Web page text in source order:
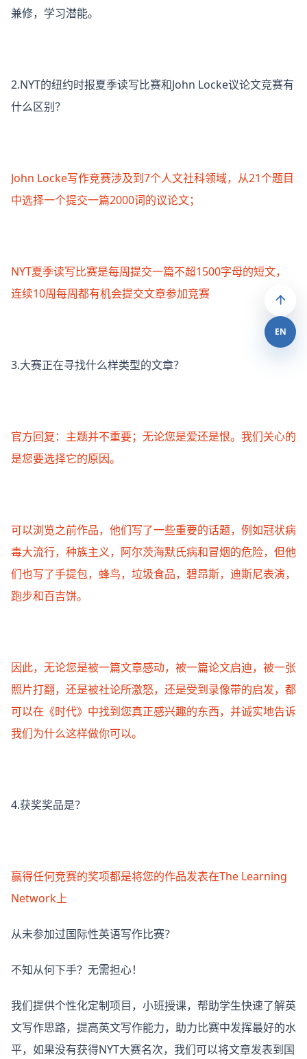
兼修，学习潜能。
2.NYT的纽约时报夏季读写比赛和John Locke议论文竞赛有
什么区别？
John Locke写作竞赛涉及到7个人文社科领域，从21个题目
中选择一个提交一篇2000词的议论文；
NYT夏季读写比赛是每周提交一篇不超1500字母的短文，
连续10周每周都有机会提交文章参加竞赛
3.大赛正在寻找什么样类型的文章？
官方回复：主题并不重要；无论您是爱还是恨。我们关心的
是您要选择它的原因。
可以浏览之前作品，他们写了一些重要的话题，例如冠状病
毒大流行，种族主义，阿尔茨海默氏病和冒烟的危险，但他
们也写了手提包，蜂鸟，垃圾食品，碧昂斯，迪斯尼表演，
跑步和百吉饼。
因此，无论您是被一篇文章感动，被一篇论文启迪，被一张
照片打翻，还是被社论所激怒，还是受到录像带的启发，都
可以在《时代》中找到您真正感兴趣的东西，并诚实地告诉
我们为什么这样做你可以。
4.获奖奖品是？
赢得任何竞赛的奖项都是将您的作品发表在The Learning
Network上
从未参加过国际性英语写作比赛？
不知从何下手？无需担心！
我们提供个性化定制项目，小班授课，帮助学生快速了解英
文写作思路，提高英文写作能力，助力比赛中发挥最好的水
平，如果没有获得NYT大赛名次，我们可以将文章发表到国
EN